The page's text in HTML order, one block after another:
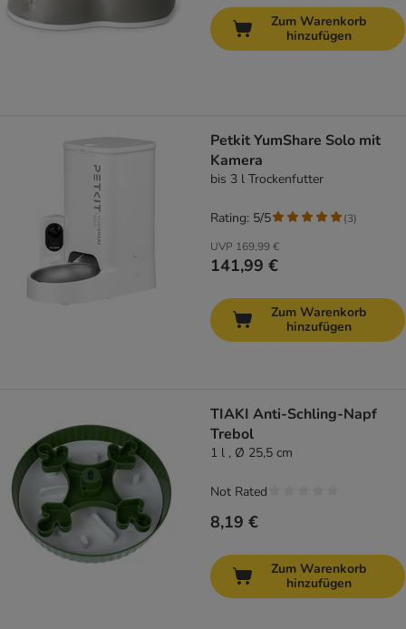
Zum Warenkorb
hinzufügen
Petkit YumShare Solo mit
Kamera
bis 3 l Trockenfutter
UVP 169,99 €
141,99 €
Rating: 5/5 (3)
Zum Warenkorb
hinzufügen
TIAKI Anti-Schling-Napf
Trebol
1 l , Ø 25,5 cm
8,19 €
Not Rated
Zum Warenkorb
hinzufügen